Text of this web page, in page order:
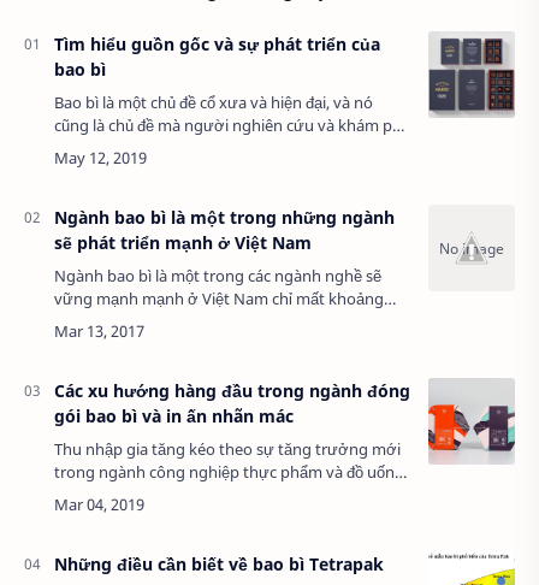
Tìm hiểu guồn gốc và sự phát triển của
bao bì
Bao bì là một chủ đề cổ xưa và hiện đại, và nó
cũng là chủ đề mà người nghiên cứu và khám phá
từ đầu đến cuối. Từ xã hội nguyên thủy,
Impergium, các xã hội hiện đại khoa học và cô…
Ngành bao bì là một trong những ngành
sẽ phát triển mạnh ở Việt Nam
Ngành bao bì là một trong các ngành nghề sẽ
vững mạnh mạnh ở Việt Nam chỉ mất khoảng
tới, theo nhu cầu sử dụng ngày càng nâng cao
của dân chúng và theo những hiệp nghị thương
Các xu hướng hàng đầu trong ngành đóng
gói bao bì và in ấn nhãn mác
Thu nhập gia tăng kéo theo sự tăng trưởng mới
trong ngành công nghiệp thực phẩm và đồ uống
tại Việt Nam. Trong quý I năm 2017, ngành sản
xuất thực phẩm và hàng tiêu dùng tại Việt…
Những điều cần biết về bao bì Tetrapak